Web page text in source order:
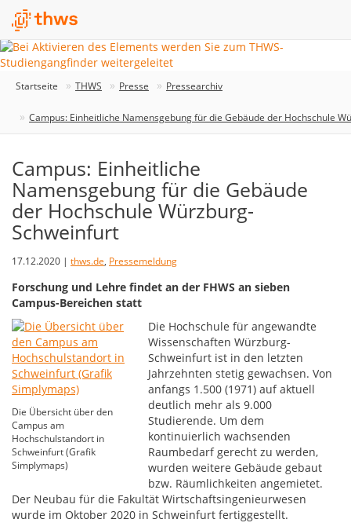
Startseite THWS Presse Pressearchiv
Campus: Einheitliche Namensgebung für die Gebäude der Hochschule
Campus: Einheitliche
Namensgebung für die Gebäude
der Hochschule Würzburg-
Schweinfurt
17.12.2020 | thws.de, Pressemeldung
Forschung und Lehre findet an der FHWS an sieben
Campus-Bereichen statt
Die Übersicht über den
Campus am
Hochschulstandort in
Schweinfurt (Grafik
Simplymaps)
Die Hochschule für angewandte
Wissenschaften Würzburg-
Schweinfurt ist in den letzten
Jahrzehnten stetig gewachsen. Von
anfangs 1.500 (1971) auf aktuell
deutlich mehr als 9.000
Studierende. Um dem
kontinuierlich wachsenden
Raumbedarf gerecht zu werden,
wurden weitere Gebäude gebaut
bzw. Räumlichkeiten angemietet.
Der Neubau für die Fakultät Wirtschaftsingenieurwesen
wurde im Oktober 2020 in Schweinfurt fertiggestellt.